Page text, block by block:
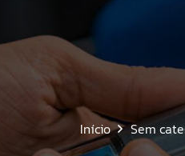
Início Sem